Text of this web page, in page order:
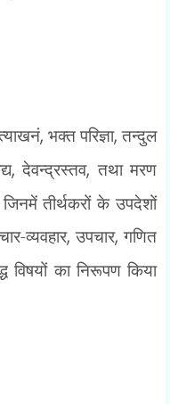
, भक्त परिज्ञा,तन्दुल
,देवन्द्रस्तव,तथा मरण
तीर्थकरों के उपदेशों
व्यवहार,उपचार,गणित
विषयों का निरूपण किया